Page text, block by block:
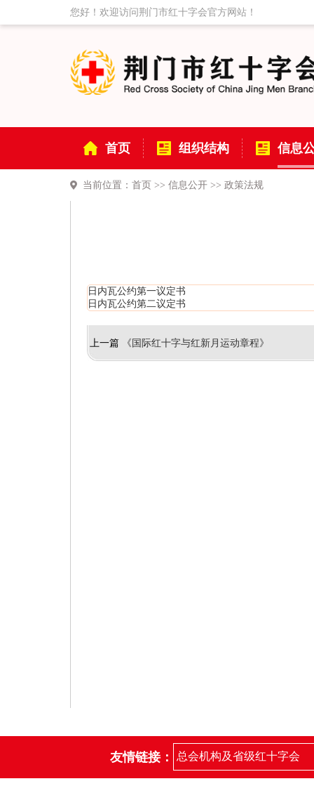
您好！欢迎访问荆门市红十字会官方网站！
首页 组织结构 信息
当前位置： 首页 >> 信息公开 >> 政策法规
日内瓦公约第一议定书
日内瓦公约第二议定书
上一篇 《国际红十字与红新月运动章程》
友情链接：